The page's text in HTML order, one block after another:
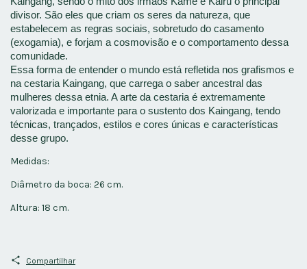
divisor. São eles que criam os seres da natureza, que
estabelecem as regras sociais, sobretudo do casamento
(exogamia), e forjam a cosmovisão e o comportamento dessa
comunidade.
Essa forma de entender o mundo está refletida nos grafismos e
na cestaria Kaingang, que carrega o saber ancestral das
mulheres dessa etnia. A arte da cestaria é extremamente
valorizada e importante para o sustento dos Kaingang, tendo
técnicas, trançados, estilos e cores únicas e características
desse grupo.
Medidas:
Diâmetro da boca: 26 cm.
Altura: 18 cm.
Compartilhar